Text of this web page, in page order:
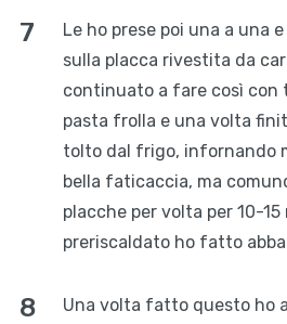
Le ho prese poi una a una
sulla placca rivestita da
continuato a fare così
pasta frolla e una volta
tolto dal frigo, infornando
bella faticaccia, ma
placche per volta per 10-
preriscaldato ho fatto
Una volta fatto questo ho